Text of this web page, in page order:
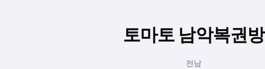
토마토 남악복권방
전남